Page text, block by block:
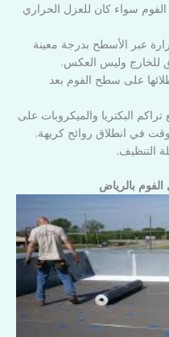
سواء كان للعزل الحراري
عبر الأسطح بدرجة معينة
للخارج وليس العكس.
على سطح الفوم بعد
البكتريا والميكروبات على
في انطلاق روائح كريهة.
التنظيف.
بالرياض